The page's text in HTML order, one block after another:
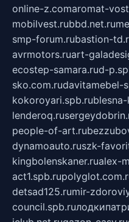
online-z.comaromat-
mobilvest.rubbd.net.ru
smp-forum.rubastion-
avrmotors.ruart-
ecostep-samara.rud-
sko.com.rudavitamebel-
kokoroyari.spb.ru
lenderoq.ru
people-of-art.ru
dynamoauto.ruszk-
kingbolenskaner.rualex-
act1.spb.ru
detsad125.rumir-
council.spb.ru